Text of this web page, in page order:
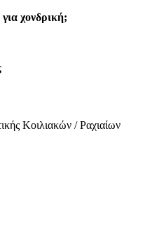
χονδρική;
Κοιλιακών / Ραχιαίων